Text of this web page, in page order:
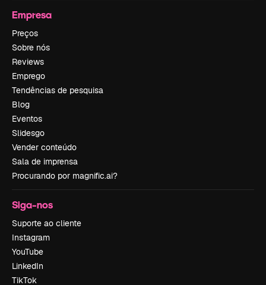
Empresa
Preços
Sobre nós
Reviews
Emprego
Tendências de pesquisa
Blog
Eventos
Slidesgo
Vender conteúdo
Sala de imprensa
Procurando por magnific.ai?
Siga-nos
Suporte ao cliente
Instagram
YouTube
LinkedIn
TikTok